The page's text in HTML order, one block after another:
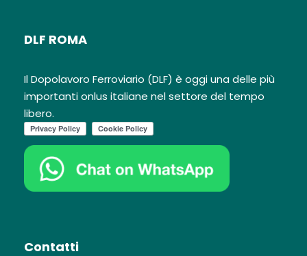
DLF ROMA
Il Dopolavoro Ferroviario (DLF) è oggi una delle più
importanti onlus italiane nel settore del tempo
libero.
Contatti